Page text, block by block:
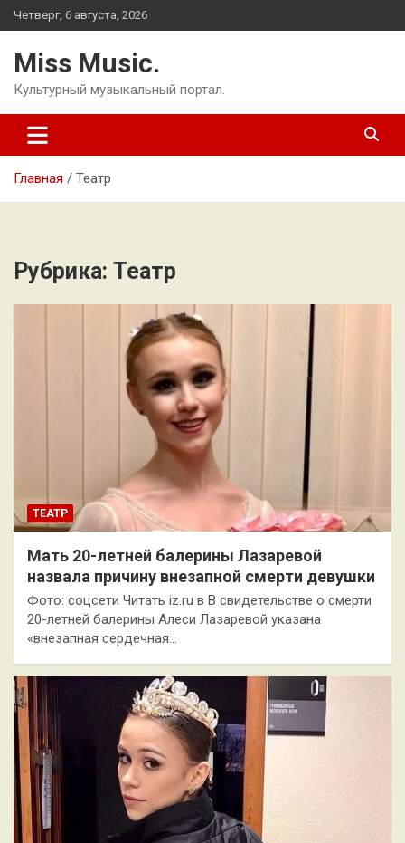
Перейти
к
Четверг, 6 августа, 2026
Miss Music.
Культурный музыкальный портал.
Главная Театр
Рубрика: Театр
ТЕАТР
Мать 20-летней балерины Лазаревой
назвала причину внезапной смерти девушки
Фото: соцсети Читать iz.ru в В свидетельстве о смерти
20-летней балерины Алеси Лазаревой указана
«внезапная сердечная…